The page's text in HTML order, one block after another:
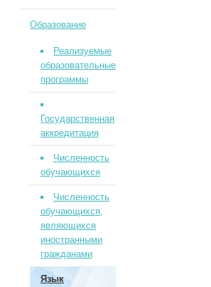
Образование
Реализуемые
образовательные
программы
Государственная
аккредитация
Численность
обучающихся
Численность
обучающихся,
являющихся
иностранными
гражданами
Язык